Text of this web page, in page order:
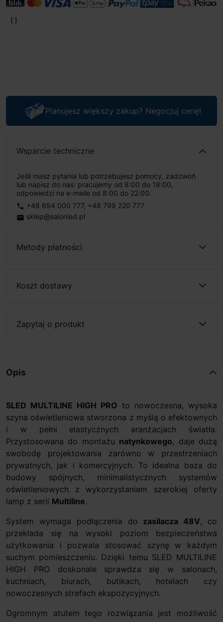
Planujesz większy zakup? Negocjuj cenę!
Wsparcie techniczne
Jeśli masz pytania lub potrzebujesz pomocy, zadzwoń
lub napisz do nas: pracujemy od 8:00 do 18:00,
odpowiedzi na e-maile od 8:00 do 22:00.
phone +48 694 000 777, +48 799 220 777
email sklep@salonled.pl
Metody płatności
Koszt dostawy
Zapytaj o produkt
Opis
SLED MULTILINE HIGH PRO to nowoczesna, wysoka
szyna oświetleniowa stworzona z myślą o efektownych
i w pełni elastycznych aranżacjach światła.
Przystosowana do montażu natynkowego, daje dużą
swobodę projektowania zarówno w przestrzeniach
prywatnych, jak i komercyjnych. To idealna baza do
budowy spójnych, minimalistycznych systemów
oświetleniowych z wykorzystaniem szerokiej oferty
lamp z serii Multiline.
System wymaga podłączenia do zasilacza 48V, co
przekłada się na wysoki poziom bezpieczeństwa
użytkowania i pozwala stosować szynę w każdym
suchym pomieszczeniu. Dzięki temu SLED MULTILINE
HIGH PRO doskonale sprawdza się w salonach,
kuchniach, biurach, butikach, hotelach czy
nowoczesnych strefach ekspozycyjnych.
Ogromnym atutem tego rozwiązania jest możliwość